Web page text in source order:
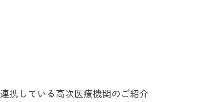
連携している高次医療機関のご紹介